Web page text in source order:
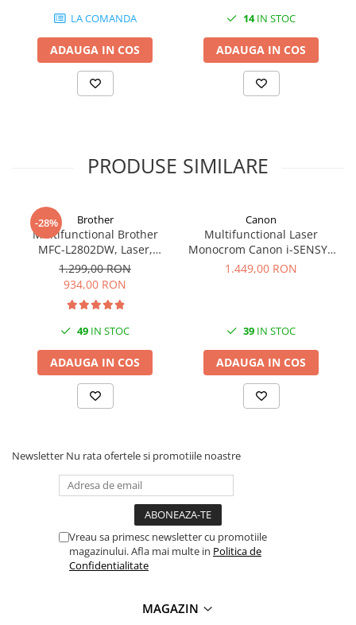
LA COMANDA
ADAUGA IN COS
14IN STOC
ADAUGA IN COS
PRODUSE SIMILARE
-28% Brother
Multifunctional Brother
MFC-L2802DW, Laser,
Monocrom, Wi-Fi, USB, ADF,
A4, Duplex, 32ppm
1.299,00 RON
934,00 RON
49 IN STOC
ADAUGA IN COS
Canon
Multifunctional Laser
Monocrom Canon i-SENSYS
MF461dw II A4, Duplex, Wi-
1.449,00 RON
39 IN STOC
ADAUGA IN COS
Newsletter Nu rata ofertele si promotiile noastre
Vreau sa primesc newsletter cu promotiile
magazinului. Afla mai multe in Politica de
Confidentialitate
MAGAZIN